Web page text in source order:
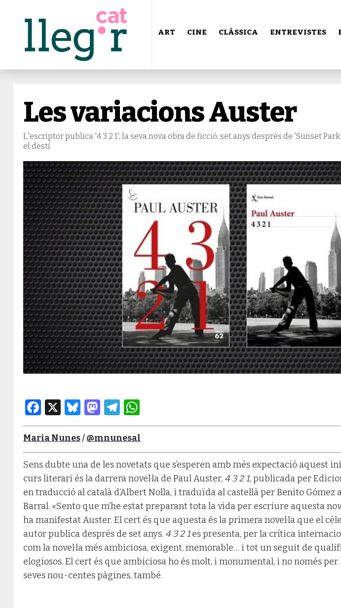
ART CINE CLÀSSICA ENTREVISTES
Les variacions Auster
L'escriptor publica '4 3 2 1', la seva nova obra de ficció, set anys després de 'Sunset
el destí
Facebook
X Bluesky
Mastodon
Telegram
Maria Nunes/@mnunesal
Sens dubte una de les novetats que s’esperen amb més expectació aquest
curs literari és la darrera novel·la de Paul Auster, 4 3 2 1,publicada per
en traducció al català d’Albert Nolla, i traduïda al castellà per Benito Gómez
Barral. «Sento que m’he estat preparant tota la vida per escriure aquesta
ha manifestat Auster. El cert és que aquesta és la primera novel·la que el
autor publica després de set anys. 4 3 2 1es presenta, per la crítica
com la novel·la més ambiciosa, exigent, memorable… i tot un seguit de
elogiosos. El cert és que ambiciosa ho és molt, i monumental, i no només per
seves nou-centes pàgines, també.